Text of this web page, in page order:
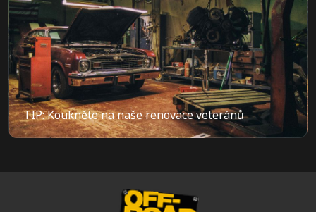
TIP: Koukněte na naše renovace veteránů